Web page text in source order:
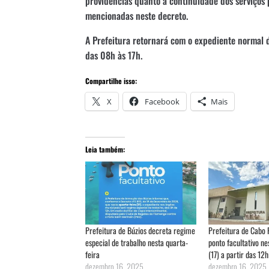
mencionadas neste decreto.
A Prefeitura retornará com o expediente
das 08h às 17h.
Compartilhe isso:
X Facebook Mais
Leia também:
Prefeitura de Búzios decreta regime
especial de trabalho nesta quarta-
feira
dezembro 16, 2025
Prefeitura de Cabo
ponto facultativo
(17) a partir das 12h
dezembro 16, 2025